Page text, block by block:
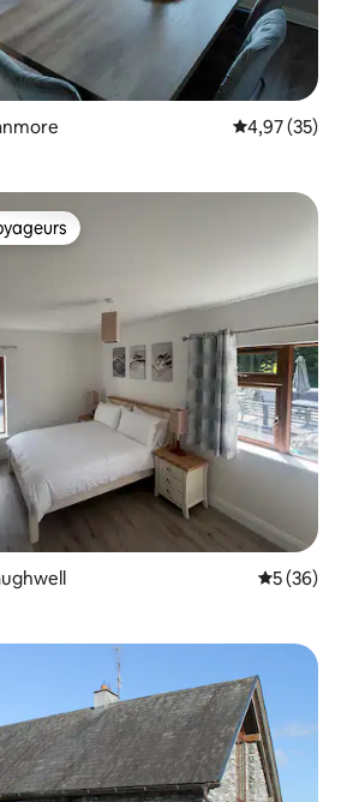
Évaluation
4,97 (35)
les plus appréciés
5 (36)